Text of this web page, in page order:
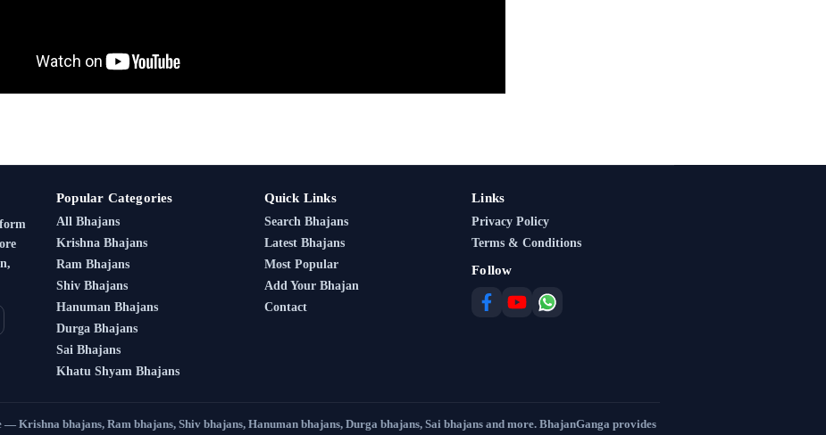
Popular Categories
All Bhajans
Krishna Bhajans
Ram Bhajans
Shiv Bhajans
Hanuman Bhajans
Durga Bhajans
Sai Bhajans
Khatu Shyam Bhajans
Quick Links
Search Bhajans
Latest Bhajans
Most Popular
Add Your Bhajan
Contact
Links
Privacy Policy
Terms & Conditions
Follow
Krishna bhajans, Ram bhajans, Shiv bhajans, Hanuman bhajans, Durga bhajans, Sai bhajans and more. BhajanGanga provides